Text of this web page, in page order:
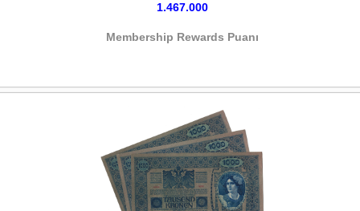
1.467.000
Membership Rewards Puanı